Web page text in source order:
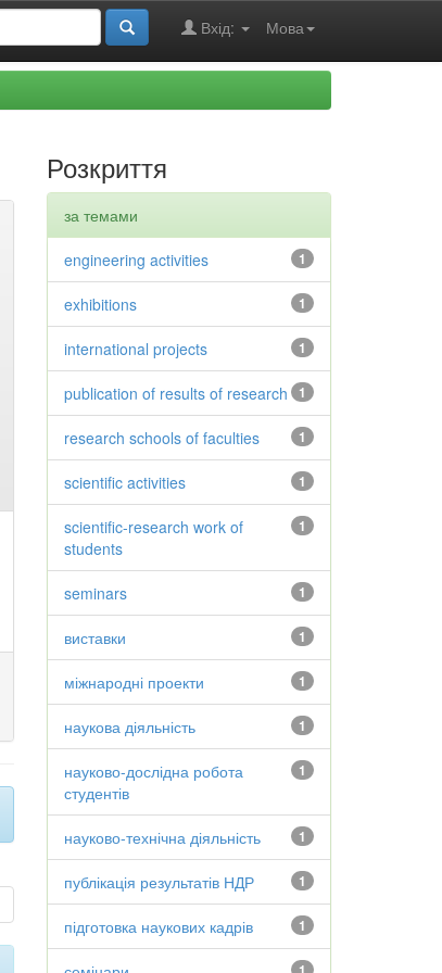
Мова
Вхід:
Розкриття
за темами
1
engineering activities
1
exhibitions
1
international projects
1
publication of results of research
1
research schools of faculties
1
scientific activities
1
scientific-research work of
students
1
seminars
1
виставки
1
міжнародні проекти
1
наукова діяльність
1
науково-дослідна робота
студентів
1
науково-технічна діяльність
1
публікація результатів НДР
1
підготовка наукових кадрів